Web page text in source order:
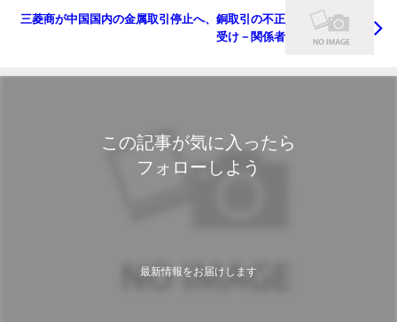
三菱商が中国国内の金属取引停止へ、銅取引の不正
受け－関係者
この記事が気に入ったら
フォローしよう
最新情報をお届けします